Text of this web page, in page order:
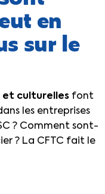
en
sur le
et culturelles font
les entreprises
? Comment sont-
? La CFTC fait le